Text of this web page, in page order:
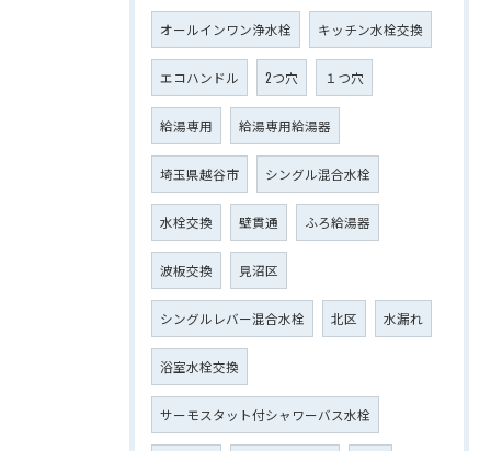
オールインワン浄水栓 キッチン水栓交換
エコハンドル 2つ穴 １つ穴
給湯専用 給湯専用給湯器
埼玉県越谷市 シングル混合水栓
水栓交換 壁貫通 ふろ給湯器
波板交換 見沼区
シングルレバー混合水栓 北区 水漏れ
浴室水栓交換
サーモスタット付シャワーバス水栓